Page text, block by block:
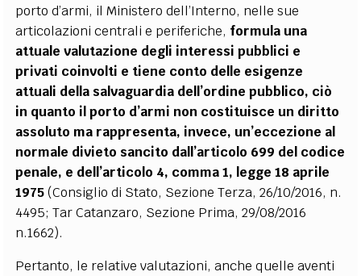
porto d’armi, il Ministero dell’Interno, nelle sue
articolazioni centrali e periferiche, formula una
attuale valutazione degli interessi pubblici e
privati coinvolti e tiene conto delle esigenze
attuali della salvaguardia dell’ordine pubblico, ciò
in quanto il porto d’armi non costituisce un diritto
assoluto ma rappresenta, invece, un’eccezione al
normale divieto sancito dall’articolo 699 del codice
penale, e dell’articolo 4, comma 1, legge 18 aprile
1975(Consiglio di Stato, Sezione Terza, 26/10/2016, n.
4495; Tar Catanzaro, Sezione Prima, 29/08/2016
n.1662).
Pertanto, le relative valutazioni, anche quelle aventi